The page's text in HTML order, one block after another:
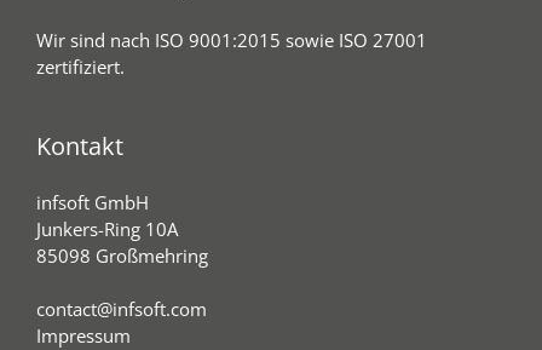
Wir sind nach ISO 9001:2015 sowie ISO 27001
zertifiziert.
Kontakt
infsoft GmbH
Junkers-Ring 10A
85098 Großmehring
contact@infsoft.com
Impressum